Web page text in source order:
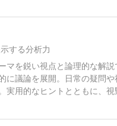
する分析力
マを鋭い視点と論理的な解
に議論を展開。日常の疑問
実用的なヒントとともに、